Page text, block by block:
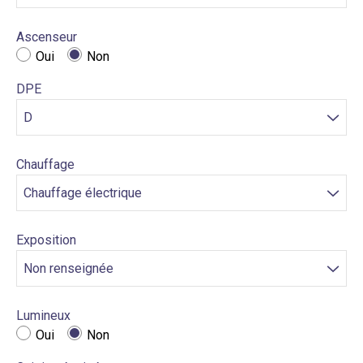
Ascenseur
Oui
Non
DPE
Chauffage
Exposition
Lumineux
Oui
Non